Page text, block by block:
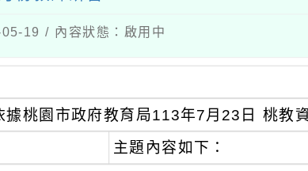
19 / 內容狀態：啟用中
據桃園市政府教育局113年7月23日 桃教
主題內容如下：